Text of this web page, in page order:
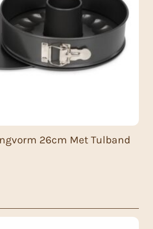
26cm Met Tulband